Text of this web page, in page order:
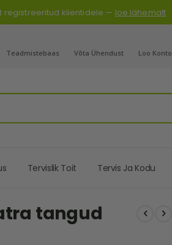
registreeritud klientidele — loe lähemalt
Teadmistebaas Võta Ühendust Loo Konto
Tervislik Toit Tervis Ja Kodu
tangud